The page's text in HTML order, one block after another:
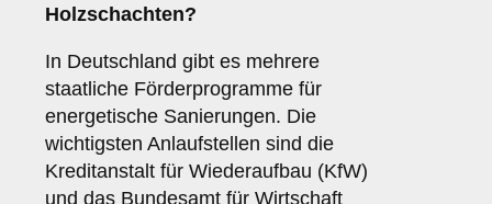
Holzschachten?
In Deutschland gibt es mehrere
staatliche Förderprogramme für
energetische Sanierungen. Die
wichtigsten Anlaufstellen sind die
Kreditanstalt für Wiederaufbau (KfW)
und das Bundesamt für Wirtschaft